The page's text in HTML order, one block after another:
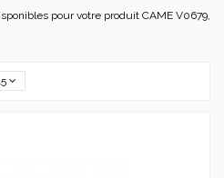
pour votre produit CAME V0679,